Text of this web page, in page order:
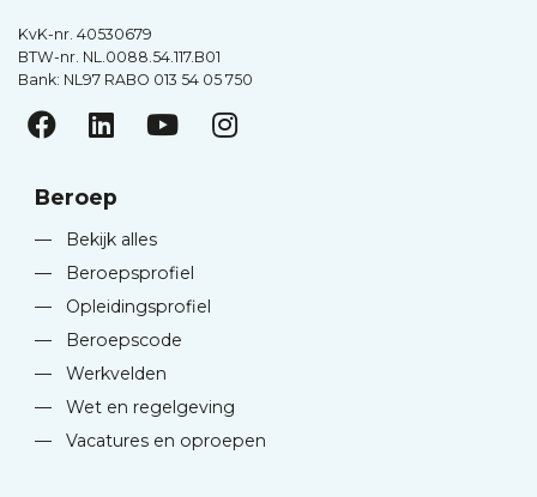
KvK-nr. 40530679
BTW-nr. NL.0088.54.117.B01
Bank: NL97 RABO 013 54 05 750
Beroep
—
Bekijk alles
—
Beroepsprofiel
—
Opleidingsprofiel
—
Beroepscode
—
Werkvelden
—
Wet en regelgeving
—
Vacatures en oproepen